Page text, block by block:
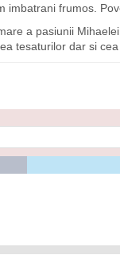
imbatrani frumos.
a pasiunii
tesaturilor dar si